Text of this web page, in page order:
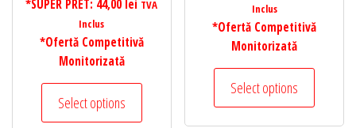
*SUPER PRET: 44,00 lei TVA
Inclus
*Ofertă Competitivă
Monitorizată
Select options
Inclus
*Ofertă Competitivă
Monitorizată
Select options